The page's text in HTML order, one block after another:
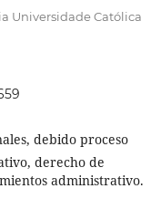
Universidade Católica
debido proceso
derecho de
administrativo.